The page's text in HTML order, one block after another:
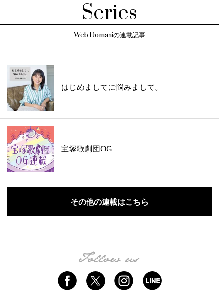
Series
Web Domaniの連載記事
はじめましてに悩みまして。
宝塚歌劇団OG
その他の連載はこちら